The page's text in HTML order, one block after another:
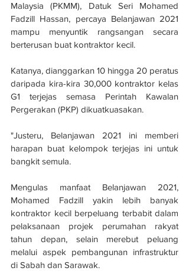
Malaysia (PKMM), Datuk Seri Mohamed
Fadzill Hassan, percaya Belanjawan 2021
mampu menyuntik rangsangan secara
berterusan buat kontraktor kecil.
Katanya, dianggarkan 10 hingga 20 peratus
daripada kira-kira 30,000 kontraktor kelas
G1 terjejas semasa Perintah Kawalan
Pergerakan (PKP) dikuatkuasakan.
"Justeru, Belanjawan 2021 ini memberi
harapan buat kelompok terjejas ini untuk
bangkit semula.
Mengulas manfaat Belanjawan 2021,
Mohamed Fadzill yakin lebih banyak
kontraktor kecil berpeluang terbabit dalam
pelaksanaan projek perumahan rakyat
tahun depan, selain merebut peluang
melalui aspek pembangunan infrastruktur
di Sabah dan Sarawak.